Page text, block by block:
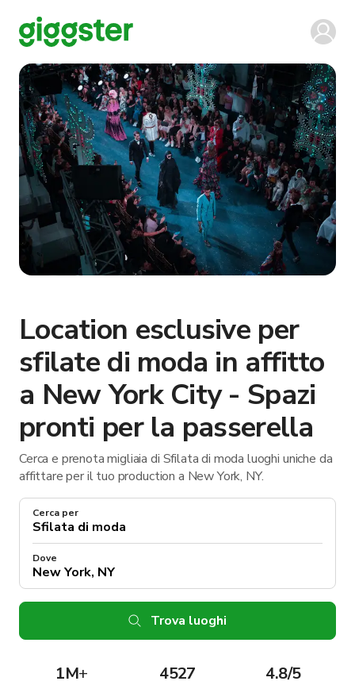
Location esclusive per
sfilate di moda in affitto
a New York City - Spazi
pronti per la passerella
Cerca e prenota migliaia di Sfilata di moda luoghi uniche da
affittare per il tuo production a New York, NY.
Cerca per
Dove
Trova luoghi
1M+ 4527 4.8/5